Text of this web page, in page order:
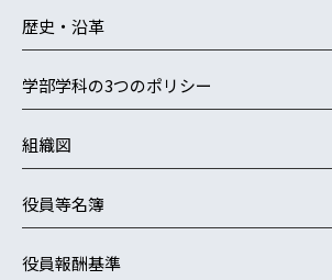
歴史・沿革
学部学科の3つのポリシー
組織図
役員等名簿
役員報酬基準